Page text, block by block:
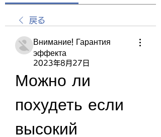
戻る
Внимание! Гарантия
эффекта
2023年8月27日
Можно ли
похудеть если
высокий